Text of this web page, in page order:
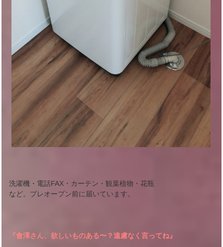
洗濯機・電話FAX・カーテン・観葉植物・花瓶
など。プレオープン前に届いています。
『會澤さん、欲しいものある〜？遠慮なく言ってね』